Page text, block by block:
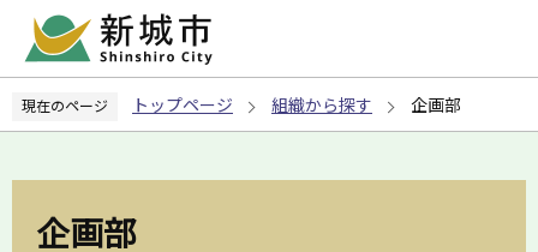
ペ
の
現在のページ トップページ 組織から探す 企画部
企画部